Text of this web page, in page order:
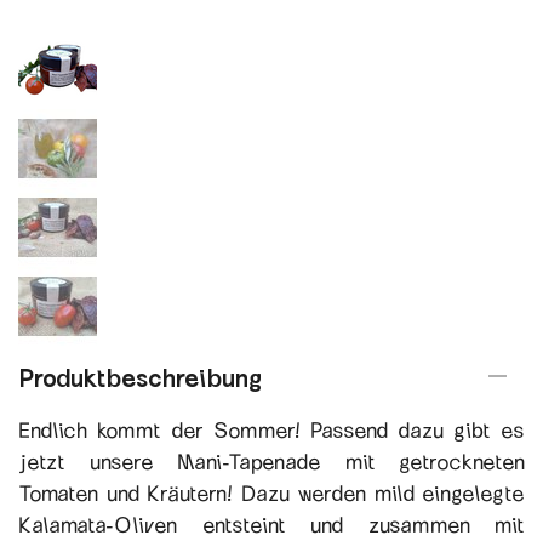
Produktbeschreibung
Endlich kommt der Sommer! Passend dazu gibt es
jetzt unsere Mani-Tapenade mit getrockneten
Tomaten und Kräutern! Dazu werden mild eingelegte
Kalamata-Oliven entsteint und zusammen mit